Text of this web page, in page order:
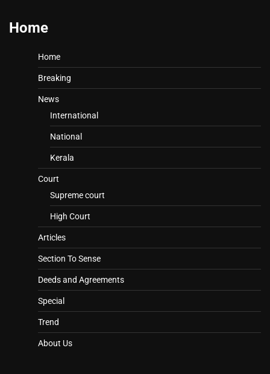
Home
Home
Breaking
News
International
National
Kerala
Court
Supreme court
High Court
Articles
Section To Sense
Deeds and Agreements
Special
Trend
About Us